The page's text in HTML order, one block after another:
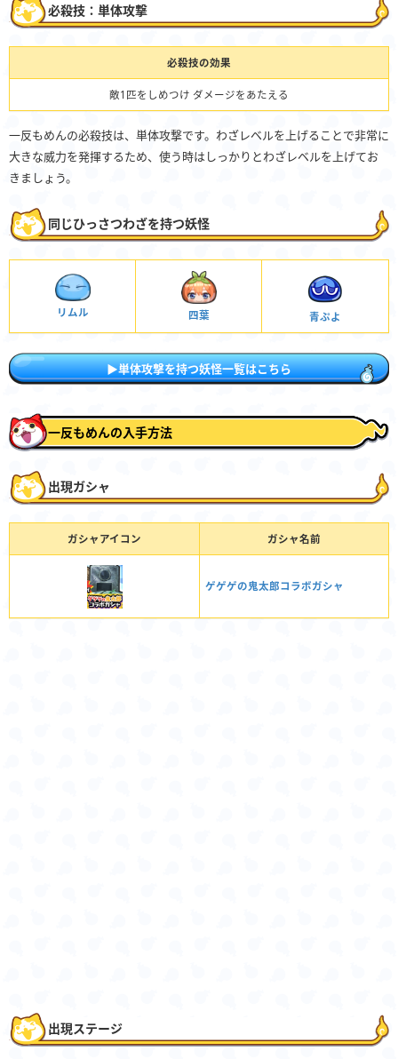
必殺技：単体攻撃
必殺技の効果
敵1匹をしめつけ ダメージをあたえる
一反もめんの必殺技は、単体攻撃です。わざレベルを上げることで非常に
大きな威力を発揮するため、使う時はしっかりとわざレベルを上げてお
きましょう。
同じひっさつわざを持つ妖怪
リムル 四葉 青ぷよ
▶単体攻撃を持つ妖怪一覧はこちら
一反もめんの入手方法
出現ガシャ
ガシャアイコン ガシャ名前
ゲゲゲの鬼太郎コラボガシャ
出現ステージ